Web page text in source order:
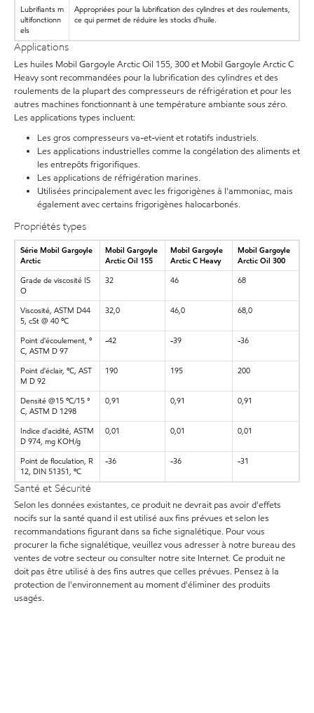
Lubrifiants m
ultifonctionn
els
Appropriées pour la lubrification des cylindres et des roulements,
ce qui permet de réduire les stocks d'huile.
Applications
Les huiles Mobil Gargoyle Arctic Oil 155, 300 et Mobil Gargoyle Arctic C
Heavy sont recommandées pour la lubrification des cylindres et des
roulements de la plupart des compresseurs de réfrigération et pour les
autres machines fonctionnant à une température ambiante sous zéro.
Les applications types incluent:
Les gros compresseurs va-et-vient et rotatifs industriels.
Les applications industrielles comme la congélation des aliments et
les entrepôts frigorifiques.
Les applications de réfrigération marines.
Utilisées principalement avec les frigorigènes à l'ammoniac, mais
également avec certains frigorigènes halocarbonés.
Propriétés types
Série Mobil Gargoyle
Arctic
Mobil Gargoyle
Arctic Oil 155
Mobil Gargoyle
Arctic C Heavy
Mobil Gargoyle
Arctic Oil 300
Grade de viscosité IS
O
32 46 68
Viscosité, ASTM D44
5, cSt @ 40 ºC
32,0 46,0 68,0
Point d'écoulement, º
C, ASTM D 97
-42 -39 -36
Point d'éclair, ºC, AST
M D 92
190 195 200
Densité @15 ºC/15 °
C, ASTM D 1298
0,91 0,91 0,91
Indice d'acidité, ASTM
D 974, mg KOH/g
0,01 0,01 0,01
Point de floculation, R
12, DIN 51351, ºC
-36 -36 -31
Santé et Sécurité
Selon les données existantes, ce produit ne devrait pas avoir d'effets
nocifs sur la santé quand il est utilisé aux fins prévues et selon les
recommandations figurant dans sa fiche signalétique. Pour vous
procurer la fiche signalétique, veuillez vous adresser à notre bureau des
ventes de votre secteur ou consulter notre site Internet. Ce produit ne
doit pas être utilisé à des fins autres que celles prévues. Pensez à la
protection de l'environnement au moment d'éliminer des produits
usagés.